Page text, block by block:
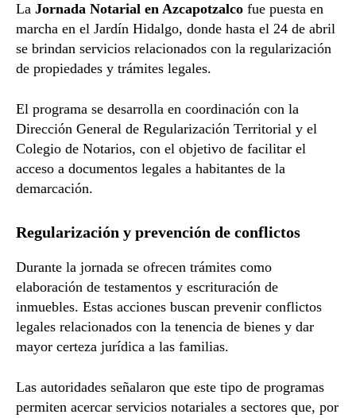
La Jornada Notarial en Azcapotzalco fue puesta en
marcha en el Jardín Hidalgo, donde hasta el 24 de abril
se brindan servicios relacionados con la regularización
de propiedades y trámites legales.
El programa se desarrolla en coordinación con la
Dirección General de Regularización Territorial y el
Colegio de Notarios, con el objetivo de facilitar el
acceso a documentos legales a habitantes de la
demarcación.
Regularización y prevención de conflictos
Durante la jornada se ofrecen trámites como
elaboración de testamentos y escrituración de
inmuebles. Estas acciones buscan prevenir conflictos
legales relacionados con la tenencia de bienes y dar
mayor certeza jurídica a las familias.
Las autoridades señalaron que este tipo de programas
permiten acercar servicios notariales a sectores que, por